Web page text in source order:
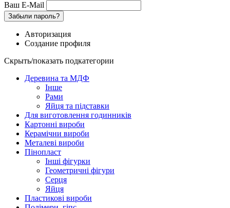
Ваш E-Mail
Забыли пароль?
Авторизация
Создание профиля
Скрыть/показать подкатегории
Деревина та МДФ
Інше
Рами
Яйця та підставки
Для виготовлення годинників
Картонні вироби
Керамічни вироби
Металеві вироби
Пінопласт
Інші фігурки
Геометричні фігури
Серця
Яйця
Пластикові вироби